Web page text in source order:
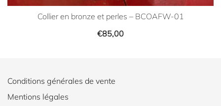
Collier en bronze et perles – BCOAFW-01
€85,00
Conditions générales de vente
Mentions légales